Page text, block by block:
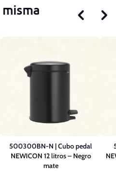
500300BN-N | Cubo pedal
NEWICON 12 litros – Negro
mate